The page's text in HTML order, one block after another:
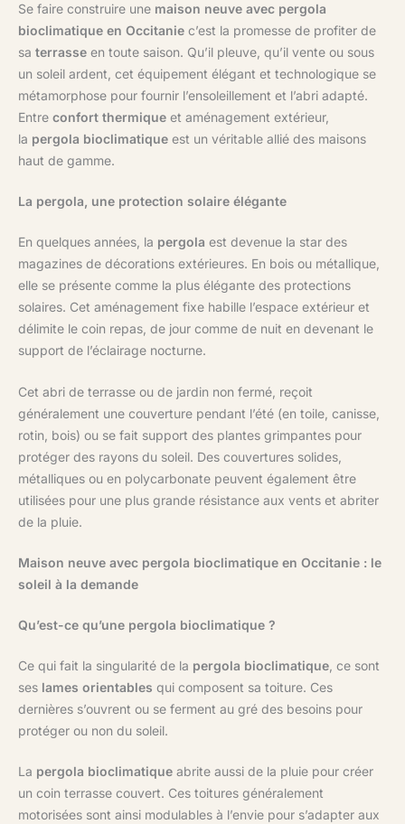
Se faire construire une maison neuve avec pergola
bioclimatique en Occitanie c’est la promesse de profiter de
sa terrasse en toute saison. Qu’il pleuve, qu’il vente ou sous
un soleil ardent, cet équipement élégant et technologique se
métamorphose pour fournir l’ensoleillement et l’abri adapté.
Entre confort thermique et aménagement extérieur,
la pergola bioclimatique est un véritable allié des maisons
haut de gamme.
La pergola, une protection solaire élégante
En quelques années, la pergola est devenue la star des
magazines de décorations extérieures. En bois ou métallique,
elle se présente comme la plus élégante des protections
solaires. Cet aménagement fixe habille l’espace extérieur et
délimite le coin repas, de jour comme de nuit en devenant le
support de l’éclairage nocturne.
Cet abri de terrasse ou de jardin non fermé, reçoit
généralement une couverture pendant l’été (en toile, canisse,
rotin, bois) ou se fait support des plantes grimpantes pour
protéger des rayons du soleil. Des couvertures solides,
métalliques ou en polycarbonate peuvent également être
utilisées pour une plus grande résistance aux vents et abriter
de la pluie.
Maison neuve avec pergola bioclimatique en Occitanie : le
soleil à la demande
Qu’est-ce qu’une pergola bioclimatique ?
Ce qui fait la singularité de la pergola bioclimatique , ce sont
ses lames orientables qui composent sa toiture. Ces
dernières s’ouvrent ou se ferment au gré des besoins pour
protéger ou non du soleil.
La pergola bioclimatique abrite aussi de la pluie pour créer
un coin terrasse couvert. Ces toitures généralement
motorisées sont ainsi modulables à l’envie pour s’adapter aux